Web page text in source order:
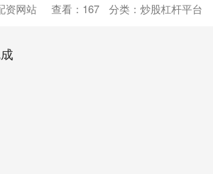
资网站 查看： 167 分类：炒股杠杆平台